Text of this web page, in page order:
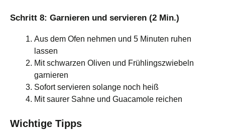
Schritt 8: Garnieren und servieren (2 Min.)
Aus dem Ofen nehmen und 5 Minuten ruhen
lassen
Mit schwarzen Oliven und Frühlingszwiebeln
garnieren
Sofort servieren solange noch heiß
Mit saurer Sahne und Guacamole reichen
Wichtige Tipps